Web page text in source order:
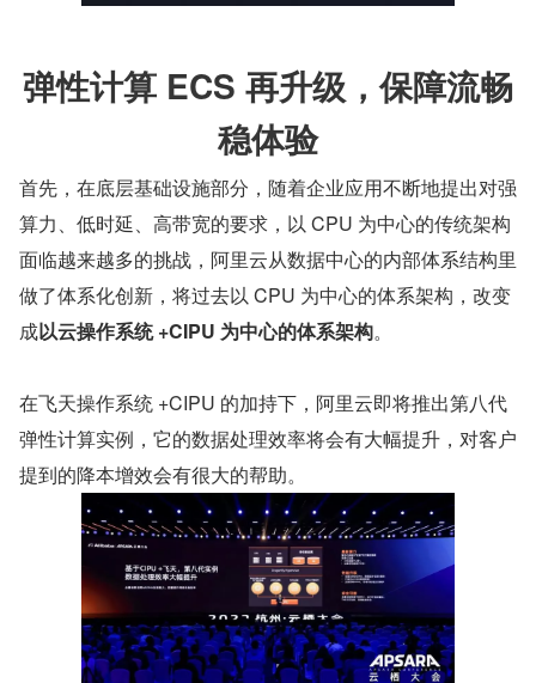
弹性计算 ECS 再升级，保障流畅
稳体验
首先，在底层基础设施部分，随着企业应用不断地提出对强
算力、低时延、高带宽的要求，以 CPU 为中心的传统架构
面临越来越多的挑战，阿里云从数据中心的内部体系结构里
做了体系化创新，将过去以 CPU 为中心的体系架构，改变
成以云操作系统 +CIPU 为中心的体系架构。
在飞天操作系统 +CIPU 的加持下，阿里云即将推出第八代
弹性计算实例，它的数据处理效率将会有大幅提升，对客户
提到的降本增效会有很大的帮助。